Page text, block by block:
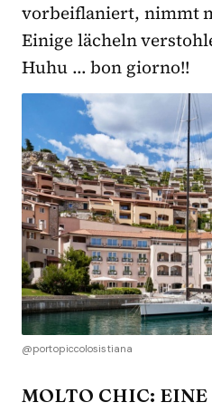
vorbeiflaniert, nimmt
Einige lächeln
Huhu … bon giorno!!
@portopiccolosistiana
MOLTO CHIC: EINE